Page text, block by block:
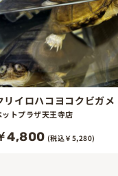
リイロハコヨコクビガ
ットプラザ天王寺店
4,800 (税込￥5,280)